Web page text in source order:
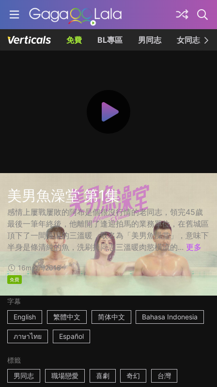
免費 BL專區 男同志 女同志
美男魚澡堂 第1集
感情上屢戰屢敗的阿布是個很沒行情的老同志，領完45歲
最後一筆年終後，他離開了逢迎拍馬的業務單位，在舊城區
頂下了一間廉讓的三溫暖，取名為「美男魚澡堂」，意味下
半身是條清純的魚，洗刷掉同志三溫暖肉慾橫流的... 更多
16m台灣2018
免費
字幕
English
繁體中文 简体中文 Bahasa Indonesia
ภาษาไทย Español
標籤
男同志
職場戀愛 喜劇 奇幻 台灣